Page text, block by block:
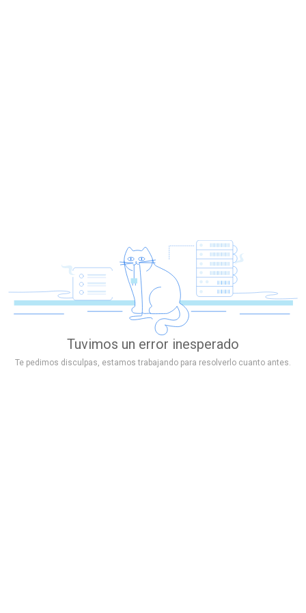
Tuvimos un error inesperado
Te pedimos disculpas, estamos trabajando para resolverlo cuanto antes.